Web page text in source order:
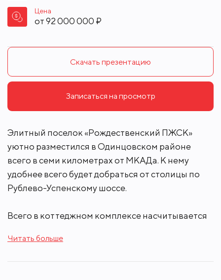
Цена
от92 000 000 ₽
Скачать презентацию
Записаться на просмотр
Элитный поселок «Рождественский ПЖСК»
уютно разместился в Одинцовском районе
всего в семи километрах от МКАДа. К нему
удобнее всего будет добраться от столицы по
Рублево-Успенскому шоссе.
Всего в коттеджном комплексе насчитывается
готовые дома под ключ с полной отделкой и
Читать больше